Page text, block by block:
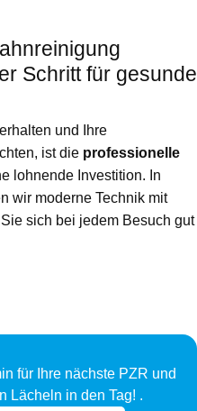
Schritt für gesunde
und Ihre
ist die professionelle
lohnende Investition. In
wir moderne Technik mit
sich bei jedem Besuch gut
für Ihre nächste PZR und
Lächeln in den Tag! .